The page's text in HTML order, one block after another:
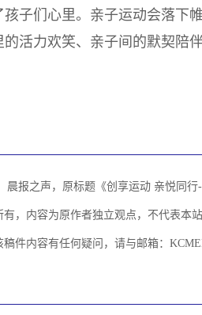
子们心里。亲子运动会落下
活力欢笑、亲子间的默契陪
晨报之声，原标题《创享运动 亲悦同
，内容为原作者独立观点，不代表本
件内容有任何疑问，请与邮箱：